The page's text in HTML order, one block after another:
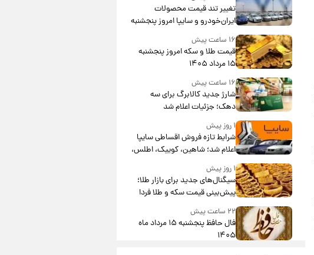
تغییر تند قیمت محصولات
ایران‌خودرو و سایپا امروز پنجشنبه
۱۵ مرداد ۱۴۰۵ +جدول
۱۶ ساعت پیش
قیمت طلا و سکه امروز پنجشنبه
۱۵ مرداد ۱۴۰۵
۱۶ ساعت پیش
شارژ جدید کالابرگ برای سه
دهک؛ جزئیات اعلام شد
۱ روز پیش
شرایط تازه فروش اقساطی سایپا
اعلام شد؛ شاهین، کوییک، اطلس،
سهند و ساینا با اقساط بلندمدت +
جدول۱ روز پیش
سیگنال‌های جدید برای بازار طلا؛
پیش‌بینی قیمت سکه و طلا فردا
۲۲ ساعت پیش
فال حافظ پنجشنبه ۱۵ مرداد ماه
۱۴۰۵